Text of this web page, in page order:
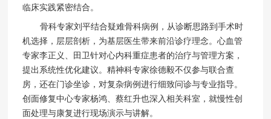
临床实践紧密结合。
骨科专家刘平结合疑难骨科病例，从诊断思路到手术时
机选择，层层剖析，为基层医生带来前沿诊疗理念。心血管
专家李正义、田卫针对心内科重症患者的治疗与管理方案，
提出系统性优化建议。精神科专家徐德毅不仅参与联合查
房，还在门诊坐诊，对复杂病例进行细致问诊与专业指导。
创面修复中心专家杨鸿、蔡红升也深入相关科室，就慢性创
面处理与康复进行现场演示与讲解。